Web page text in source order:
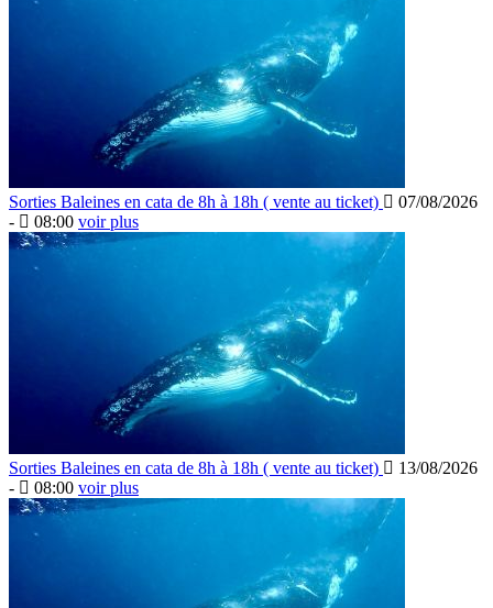
Sorties Baleines en cata de 8h à 18h ( vente au ticket)
07/08/2026
-
08:00 voir plus
Sorties Baleines en cata de 8h à 18h ( vente au ticket)
13/08/2026
-
08:00 voir plus